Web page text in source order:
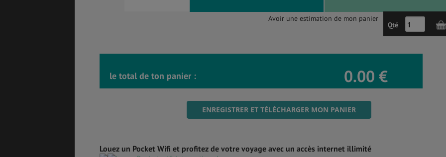
Avoir une estimation de mon panier
Qté
le total de ton panier : 0.00 €
ENREGISTRER ET TÉLÉCHARGER MON PANIER
Louez un Pocket Wifi et profitez de votre voyage avec un accès internet illimité